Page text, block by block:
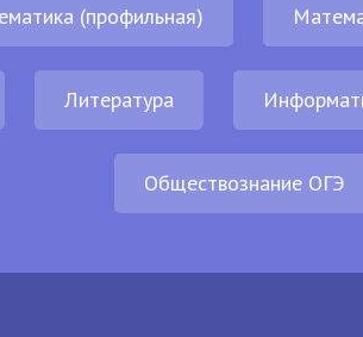
(профильная)
Литература
Обществознание ОГЭ